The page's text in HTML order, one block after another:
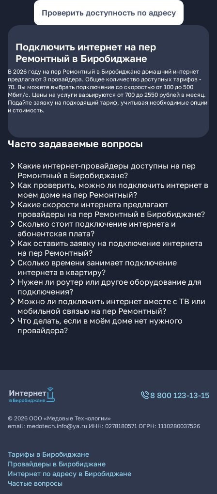
Проверить доступность по адресу
Подключить интернет на пер
Ремонтный в Биробиджане
В 2026 году на пер Ремонтный в Биробиджане домашний интернет
предлагают 3 провайдера. Общее количество доступных тарифов -
70. Вы можете выбрать подключение со скоростью от 100 до 500
Мбит/с. Цены на услуги варьируются от 700 до 2550 рублей в месяц.
Подайте заявку на подходящий тариф, учитывая необходимые опции
и стоимость.
Часто задаваемые вопросы
Какие интернет-провайдеры доступны на пер
Ремонтный в Биробиджане?
Как проверить, можно ли подключить интернет в
моем доме на пер Ремонтный?
Какие скорости интернета предлагают
провайдеры на пер Ремонтный в Биробиджане?
Сколько стоит подключение интернета и
абонентская плата?
Как оставить заявку на подключение интернета
на пер Ремонтный?
Сколько времени занимает подключение
интернета в квартиру?
Нужен ли роутер или другое оборудование для
подключения?
Можно ли подключить интернет вместе с ТВ или
мобильной связью на пер Ремонтный?
Что делать, если в моём доме нет нужного
провайдера?
8 800 123-13-15
© 2026 ООО «Медовые Технологии»
email: medotech.info@ya.ru ИНН: 0278180571 ОГРН: 1110280037526
Тарифы в Биробиджане
Провайдеры в Биробиджане
Интернет по адресу в Биробиджане
Частые вопросы